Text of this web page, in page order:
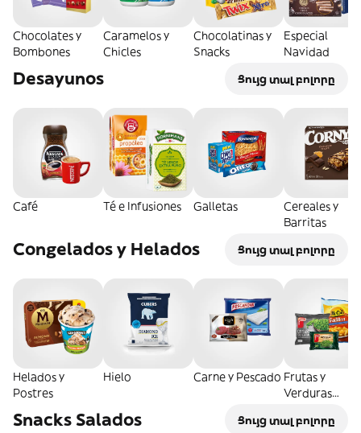
Chocolates y
Bombones
Caramelos y
Chicles
Chocolatinas y
Snacks
Especial
Navidad
Desayunos Ցույց տալ բոլորը
Café Té e Infusiones Galletas
Cereales y
Barritas
Congelados y Helados Ցույց տալ բոլորը
Helados y
Postres
Hielo Carne y Pescado Frutas y
Verduras
Snacks Salados Ցույց տալ բոլորը